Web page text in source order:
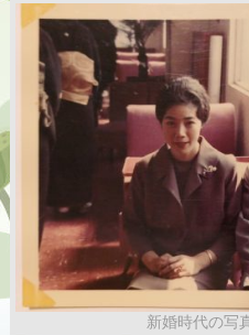
新婚時代の写